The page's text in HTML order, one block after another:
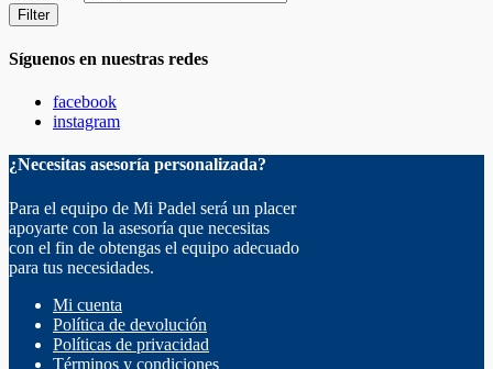
Filter
Síguenos en nuestras redes
facebook
instagram
¿Necesitas asesoría personalizada?
Para el equipo de Mi Padel será un placer
apoyarte con la asesoría que necesitas
con el fin de obtengas el equipo adecuado
para tus necesidades.
Mi cuenta
Política de devolución
Políticas de privacidad
Términos y condiciones